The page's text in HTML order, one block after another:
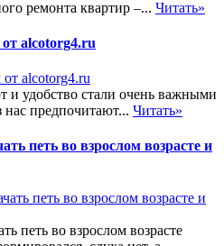
ремонта квартир –... Читать»
alcotorg4.ru
и удобство стали очень важными
предпочитают... Читать»
петь во взрослом возрасте и
петь во взрослом возрасте